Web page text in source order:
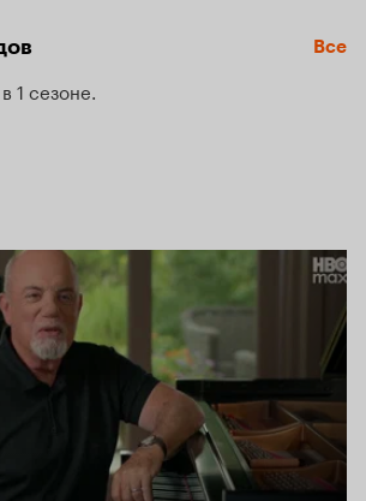
Все
1 сезоне